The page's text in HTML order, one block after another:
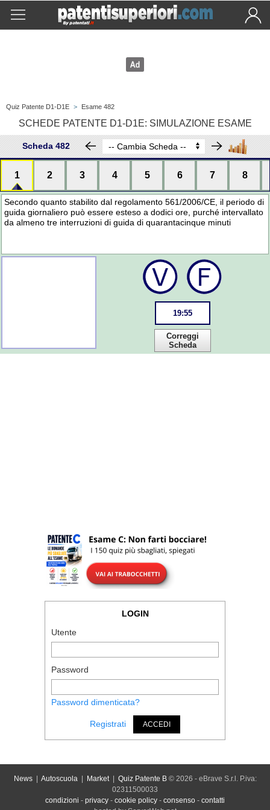
Quiz Patente D1-D1E > Esame 482
SCHEDE PATENTE D1-D1E: SIMULAZIONE ESAME
Scheda 482
1 2 3 4 5 6 7 8
Secondo quanto stabilito dal regolamento 561/2006/CE, il periodo di
guida giornaliero può essere esteso a dodici ore, purché intervallato
da almeno tre interruzioni di guida di quarantacinque minuti
19:55
Correggi
Scheda
LOGIN
Utente
Password
Password dimenticata?
Registrati ACCEDI
News| Autoscuola| Market| Quiz Patente B© 2026 - eBrave S.r.l. P.iva:
02311500033
condizioni - privacy - cookie policy - consenso - contatti